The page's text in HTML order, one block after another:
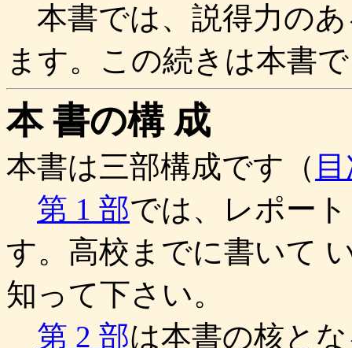
本書では、説得力の
ます。この続きは本書
本 書の構 成
本書は三部構成です（
第 1 部では、レポー
す。高校までに書いて
知って下さい。
第 2 部は本書の核と